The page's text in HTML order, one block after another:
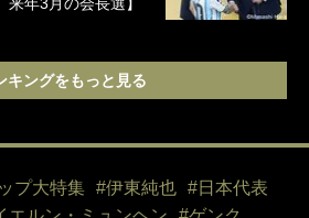
キングをもっと見る
プ大特集 #伊東純也
#日本代表